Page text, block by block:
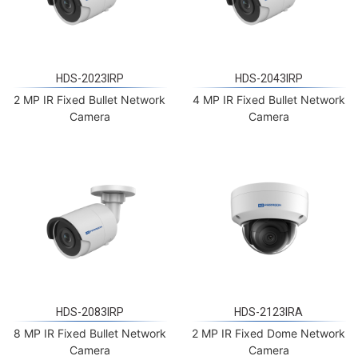
2 MP IR Fixed Bullet Network
Camera
4 MP IR Fixed Bullet Network
Camera
8 MP IR Fixed Bullet Network
Camera
2 MP IR Fixed Dome Network
Camera